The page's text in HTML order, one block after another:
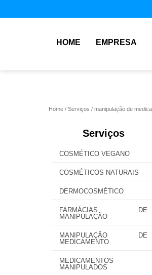
HOME EMPRESA
Home Serviços manipulação de
Serviços
COSMÉTICO VEGANO
COSMÉTICOS NATURAIS
DERMOCOSMÉTICO
FARMÁCIAS DE
MANIPULAÇÃO
MANIPULAÇÃO DE
MEDICAMENTO
MEDICAMENTOS
MANIPULADOS